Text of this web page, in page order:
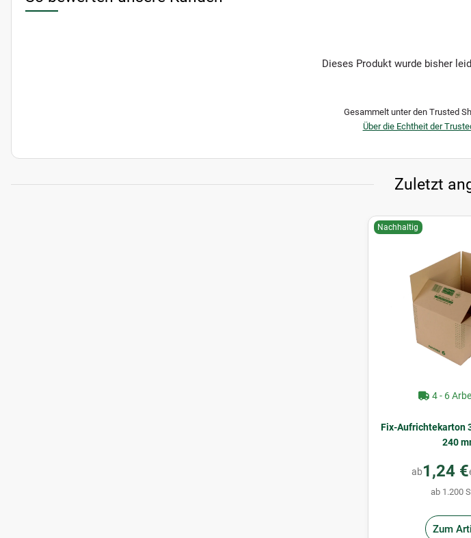
Dieses Produkt wurde bisher
Gesammelt unter den Trusted
Über die Echtheit der
Zuletzt
Nachhaltig
4 - 6
Fix-Aufrichtekarton
240
ab1,24 €
ab 1.200
Zum